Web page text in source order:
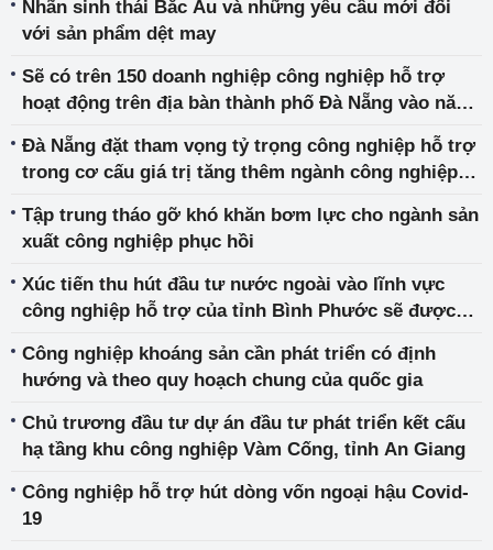
trợ
Nhãn sinh thái Bắc Âu và những yêu cầu mới đối
với sản phẩm dệt may
Sẽ có trên 150 doanh nghiệp công nghiệp hỗ trợ
hoạt động trên địa bàn thành phố Đà Nẵng vào năm
Đà Nẵng đặt tham vọng tỷ trọng công nghiệp hỗ trợ
trong cơ cấu giá trị tăng thêm ngành công nghiệp
Tập trung tháo gỡ khó khăn bơm lực cho ngành sản
xuất công nghiệp phục hồi
Xúc tiến thu hút đầu tư nước ngoài vào lĩnh vực
công nghiệp hỗ trợ của tỉnh Bình Phước sẽ được
Công nghiệp khoáng sản cần phát triển có định
hướng và theo quy hoạch chung của quốc gia
Chủ trương đầu tư dự án đầu tư phát triển kết cấu
hạ tầng khu công nghiệp Vàm Cống, tỉnh An Giang
Công nghiệp hỗ trợ hút dòng vốn ngoại hậu Covid-
19